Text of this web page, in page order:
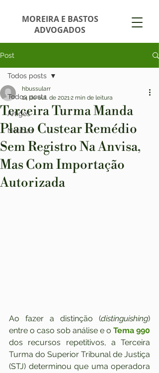
MOREIRA E BASTOS
ADVOGADOS
Post
Todos posts
Artigos
Notícias
Todos posts
Terceira Turma Manda
Plano Custear Remédio
Sem Registro Na Anvisa,
Mas Com Importação
Autorizada
hbussularr
14 de out. de 20212 min de leitura
Ao fazer a distinção (distinguishing)
entre o caso sob análise e o Tema 990
dos recursos repetitivos, a Terceira
Turma do Superior Tribunal de Justiça
(STJ) determinou que uma operadora